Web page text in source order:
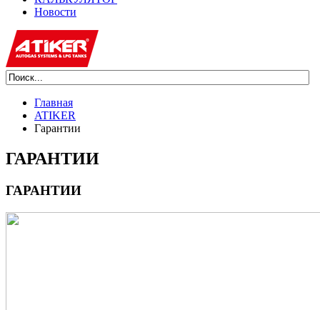
Новости
Главная
ATIKER
Гарантии
ГАРАНТИИ
ГАРАНТИИ